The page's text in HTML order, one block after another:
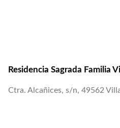
Residencia Sagrada Familia
Ctra. Alcañices, s/n, 49562